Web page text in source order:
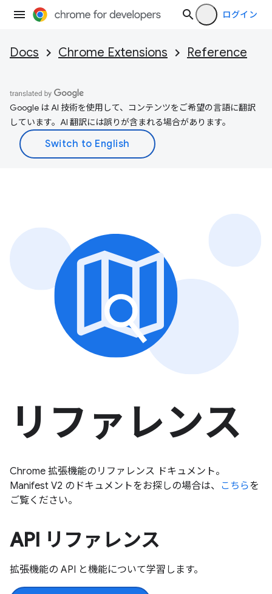
ログイン
Docs Chrome Extensions Reference
Google は AI 技術を使用して、コンテンツをご希望の言語に翻訳
しています。AI 翻訳には誤りが含まれる場合があります。
リファレンス
Chrome 拡張機能のリファレンス ドキュメント。
Manifest V2 のドキュメントをお探しの場合は、 こちらを
ご覧ください。
API リファレンス
拡張機能の API と機能について学習します。